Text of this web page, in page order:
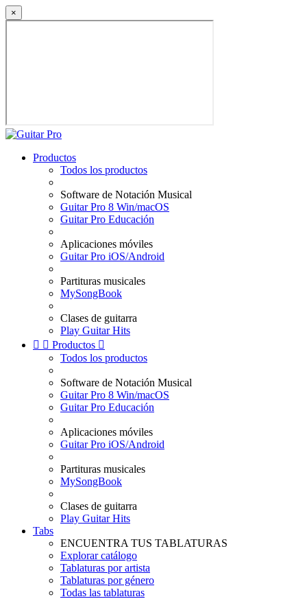
×
Productos
Todos los productos
Software de Notación Musical
Guitar Pro 8 Win/macOS
Guitar Pro Educación
Aplicaciones móviles
Guitar Pro iOS/Android
Partituras musicales
MySongBook
Clases de guitarra
Play Guitar Hits
  Productos 
Todos los productos
Software de Notación Musical
Guitar Pro 8 Win/macOS
Guitar Pro Educación
Aplicaciones móviles
Guitar Pro iOS/Android
Partituras musicales
MySongBook
Clases de guitarra
Play Guitar Hits
Tabs
ENCUENTRA TUS TABLATURAS
Explorar catálogo
Tablaturas por artista
Tablaturas por género
Todas las tablaturas